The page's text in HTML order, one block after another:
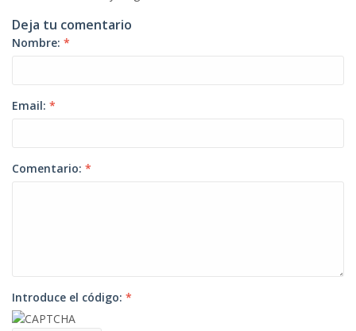
Deja tu comentario
Nombre: *
Email: *
Comentario: *
Introduce el código: *